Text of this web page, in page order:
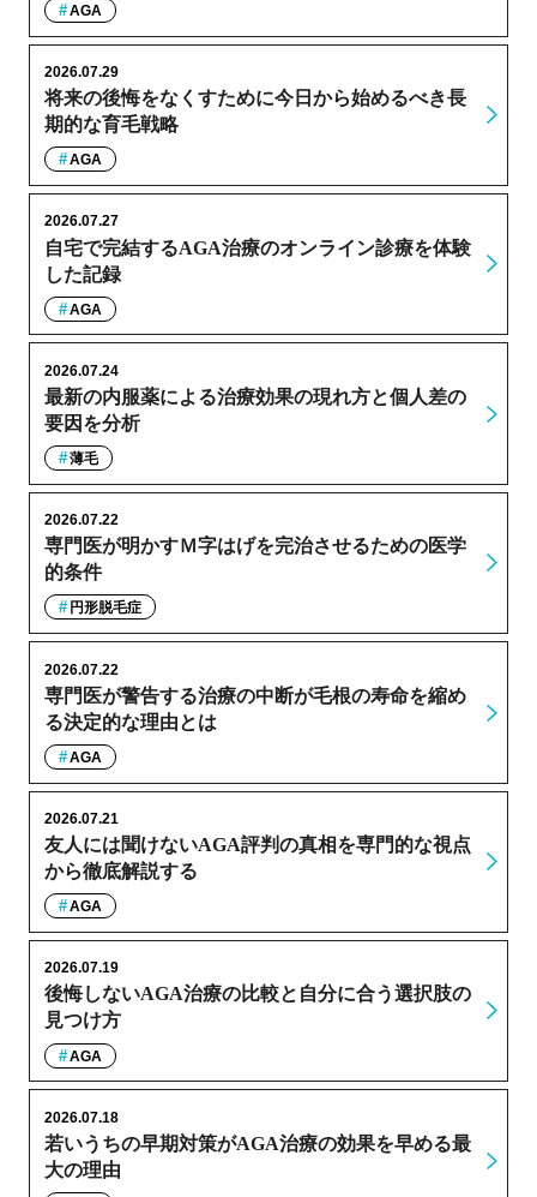
AGA
将来の後悔をなくすために今日から始めるべき長
期的な育毛戦略
2026.07.29
AGA
自宅で完結するAGA治療のオンライン診療を体験
した記録
2026.07.27
AGA
最新の内服薬による治療効果の現れ方と個人差の
要因を分析
2026.07.24
薄毛
専門医が明かすＭ字はげを完治させるための医学
的条件
2026.07.22
円形脱毛症
専門医が警告する治療の中断が毛根の寿命を縮め
る決定的な理由とは
2026.07.22
AGA
友人には聞けないAGA評判の真相を専門的な視点
から徹底解説する
2026.07.21
AGA
後悔しないAGA治療の比較と自分に合う選択肢の
見つけ方
2026.07.19
AGA
若いうちの早期対策がAGA治療の効果を早める最
大の理由
2026.07.18